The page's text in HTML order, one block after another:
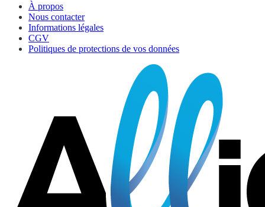
À propos
Nous contacter
Informations légales
CGV
Politiques de protections de vos données